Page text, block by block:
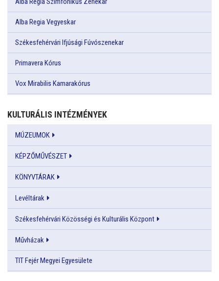
Alba Regia Vegyeskar
Székesfehérvári Ifjúsági Fúvószenekar
Primavera Kórus
Vox Mirabilis Kamarakórus
KULTURÁLIS INTÉZMÉNYEK
MÚZEUMOK
KÉPZŐMŰVÉSZET
KÖNYVTÁRAK
Levéltárak
Székesfehérvári Közösségi és Kulturális Központ
Művházak
TIT Fejér Megyei Egyesülete